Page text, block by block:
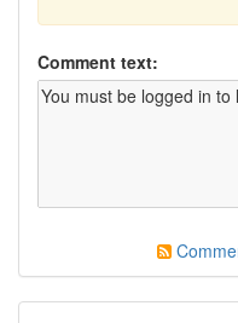
Comment text: